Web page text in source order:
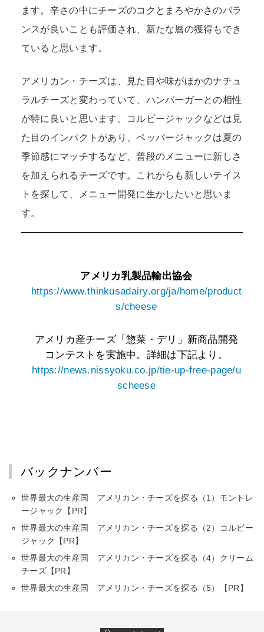
ます。辛さの中にチーズのコクとまろやかさのバラ
ンスが良いことも評価され、新たな層の獲得もでき
ていると思います。
アメリカン・チーズは、見た目や味がほかのナチュ
ラルチーズと変わっていて、ハンバーガーとの相性
が特に良いと思います。コルビージャックなどは見
た目のインパクトがあり、ペッパージャックは夏の
季節感にマッチするなど、普段のメニューに新しさ
を加えられるチーズです。これからも新しいテイス
トを探して、メニュー開発に生かしたいと思いま
す。
アメリカ乳製品輸出協会
https://www.thinkusadairy.org/ja/home/product
s/cheese
アメリカ産チーズ「惣菜・デリ」新商品開発
コンテストを実施中。詳細は下記より。
https://news.nissyoku.co.jp/tie-up-free-page/u
scheese
バックナンバー
世界最大の生産国 アメリカン・チーズを探る（1）モントレ
ージャック【PR】
世界最大の生産国 アメリカン・チーズを探る（2）コルビー
ジャック【PR】
世界最大の生産国 アメリカン・チーズを探る（4）クリーム
チーズ【PR】
世界最大の生産国 アメリカン・チーズを探る（5）【PR】